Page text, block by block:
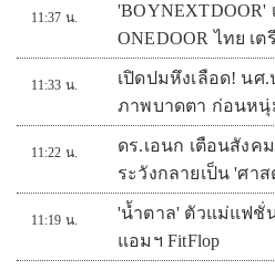
11:37 น.
'BOYNEXTDOOR'
ONEDOOR ไทย เ
11:33 น.
เปิดปมหึงเลือด! นศ
ภาพบาดตา ก่อนห
11:22 น.
ดร.เอนก เตือนสังค
ระวังกลายเป็น 'ศ
11:19 น.
'น้ำตาล' ตัวแม่แฟชั่
แอมฯ FitFlop